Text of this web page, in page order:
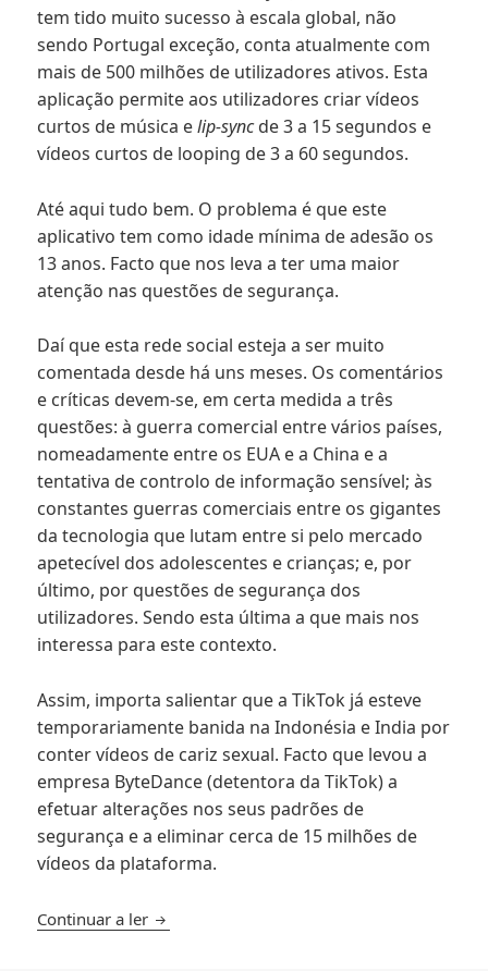
tem tido muito sucesso à escala global, não
sendo Portugal exceção, conta atualmente com
mais de 500 milhões de utilizadores ativos. Esta
aplicação permite aos utilizadores criar vídeos
curtos de música elip-syncde 3 a 15 segundos e
vídeos curtos de looping de 3 a 60 segundos.
Até aqui tudo bem. O problema é que este
aplicativo tem como idade mínima de adesão os
13 anos. Facto que nos leva a ter uma maior
atenção nas questões de segurança.
Daí que esta rede social esteja a ser muito
comentada desde há uns meses. Os comentários
e críticas devem-se, em certa medida a três
questões: à guerra comercial entre vários países,
nomeadamente entre os EUA e a China e a
tentativa de controlo de informação sensível; às
constantes guerras comerciais entre os gigantes
da tecnologia que lutam entre si pelo mercado
apetecível dos adolescentes e crianças; e, por
último, por questões de segurança dos
utilizadores. Sendo esta última a que mais nos
interessa para este contexto.
Assim, importa salientar que a TikTok já esteve
temporariamente banida na Indonésia e India por
conter vídeos de cariz sexual. Facto que levou a
empresa ByteDance (detentora da TikTok) a
efetuar alterações nos seus padrões de
segurança e a eliminar cerca de 15 milhões de
vídeos da plataforma.
Continuar a ler TikTok – o que é e o porquê da polémica?